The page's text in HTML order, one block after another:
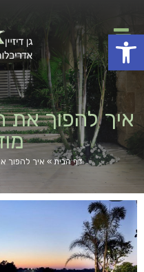
פתח סרגל
איך להפוך את
דף הבית» איך להפוך